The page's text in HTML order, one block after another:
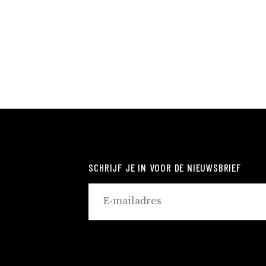
SCHRIJF JE IN VOOR DE NIEUWSBRIEF